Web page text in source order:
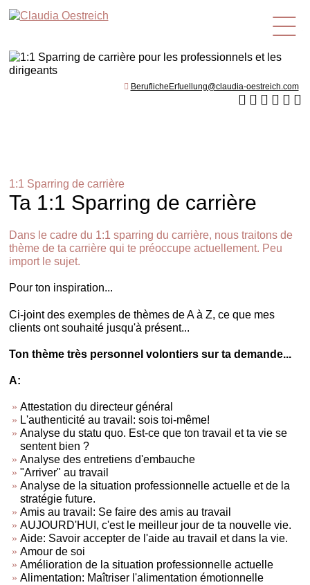
fr
BeruflicheErfuellung@claudia-oestreich.com
1:1 Sparring de carrière
Ta 1:1 Sparring de carrière
Dans le cadre du 1:1 sparring du carrière, nous traitons de
thème de ta carrière qui te préoccupe actuellement. Peu
import le sujet.
Pour ton inspiration...
Ci-joint des exemples de thèmes de A à Z, ce que mes
clients ont souhaité jusqu'à présent...
Ton thème très personnel volontiers sur ta demande...
A:
Attestation du directeur général
L'authenticité au travail: sois toi-même!
Analyse du statu quo. Est-ce que ton travail et ta vie se
sentent bien ?
Analyse des entretiens d'embauche
"Arriver" au travail
Analyse de la situation professionnelle actuelle et de la
stratégie future.
Amis au travail: Se faire des amis au travail
AUJOURD'HUI, c'est le meilleur jour de ta nouvelle vie.
Aide: Savoir accepter de l'aide au travail et dans la vie.
Amour de soi
Amélioration de la situation professionnelle actuelle
Alimentation: Maîtriser l'alimentation émotionnelle